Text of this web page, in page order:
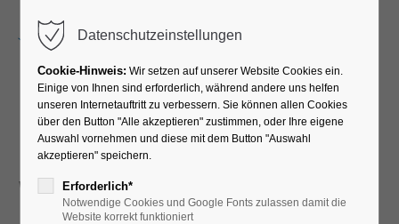
"Ein bunter
Melodienreigen" mit
Wolfgang Holz
Datenschutzeinstellungen
Cookie-Hinweis: Wir setzen auf unserer Website Cookies ein.
Einige von Ihnen sind erforderlich, während andere uns helfen
unseren Internetauftritt zu verbessern. Sie können allen Cookies
über den Button "Alle akzeptieren" zustimmen, oder Ihre eigene
Auswahl vornehmen und diese mit dem Button "Auswahl
akzeptieren" speichern.
Erforderlich*
Notwendige Cookies und Google Fonts zulassen damit die
Website korrekt funktioniert